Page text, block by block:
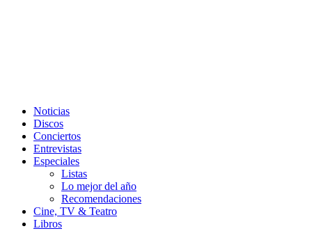
Noticias
Discos
Conciertos
Entrevistas
Especiales
Listas
Lo mejor del año
Recomendaciones
Cine, TV & Teatro
Libros